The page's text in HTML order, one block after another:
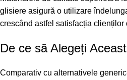
glisiere asigură o utilizare
crescând astfel satisfacția clienților
De ce să Alegeți
Comparativ cu alternativele